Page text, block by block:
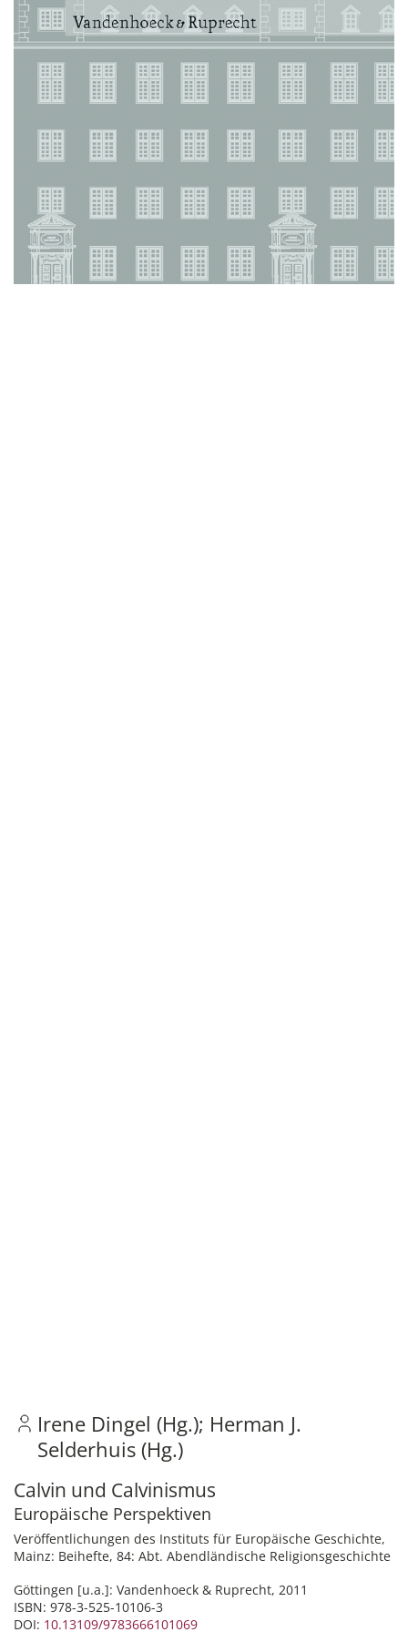
Irene Dingel (Hg.) Herman J.
Selderhuis (Hg.)
Calvin und Calvinismus
Europäische Perspektiven
Veröffentlichungen des Instituts für Europäische Geschichte,
Mainz: Beihefte, 84: Abt. Abendländische Religionsgeschichte
Göttingen [u.a.]: Vandenhoeck & Ruprecht, 2011
ISBN: 978-3-525-10106-3
DOI: 10.13109/9783666101069